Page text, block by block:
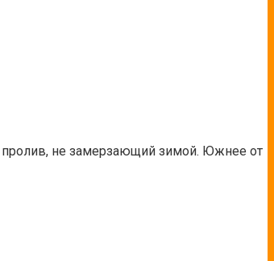
пролив, не замерзающий зимой. Южнее от